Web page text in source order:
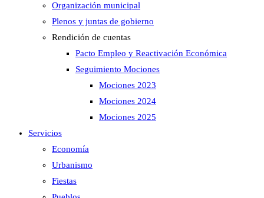
Organización municipal
Plenos y juntas de gobierno
Rendición de cuentas
Pacto Empleo y Reactivación Económica
Seguimiento Mociones
Mociones 2023
Mociones 2024
Mociones 2025
Servicios
Economía
Urbanismo
Fiestas